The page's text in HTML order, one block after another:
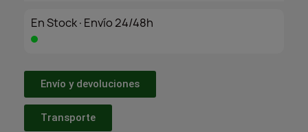
En Stock·Envío 24/48h
Envío y devoluciones
Transporte